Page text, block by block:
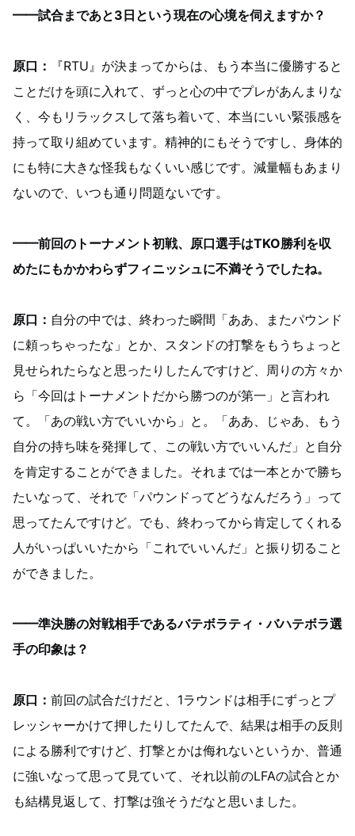
━━試合まであと3日という現在の心境を伺えますか？
原口：
『RTU』が決まってからは、もう本当に優勝すると
ことだけを頭に入れて、ずっと心の中でプレがあんまりな
く、今もリラックスして落ち着いて、本当にいい緊張感を
持って取り組めています。精神的にもそうですし、身体的
にも特に大きな怪我もなくいい感じです。減量幅もあまり
ないので、いつも通り問題ないです。
━━前回のトーナメント初戦、原口選手はTKO勝利を収
めたにもかかわらずフィニッシュに不満そうでしたね。
原口： 自分の中では、終わった瞬間「ああ、またパウンド
に頼っちゃったな」とか、スタンドの打撃をもうちょっと
見せられたらなと思ったりしたんですけど、周りの方々か
ら「今回はトーナメントだから勝つのが第一」と言われ
て。「あの戦い方でいいから」と。「ああ、じゃあ、もう
自分の持ち味を発揮して、この戦い方でいいんだ」と自分
を肯定することができました。それまでは一本とかで勝ち
たいなって、それで「パウンドってどうなんだろう」って
思ってたんですけど。でも、終わってから肯定してくれる
人がいっぱいいたから「これでいいんだ」と振り切ること
ができました。
━━準決勝の対戦相手であるバテボラティ・バハテボラ選
手の印象は？
原口： 前回の試合だけだと、1ラウンドは相手にずっとプ
レッシャーかけて押したりしてたんで、結果は相手の反則
による勝利ですけど、打撃とかは侮れないというか、普通
に強いなって思って見ていて、それ以前のLFAの試合とか
も結構見返して、打撃は強そうだなと思いました。